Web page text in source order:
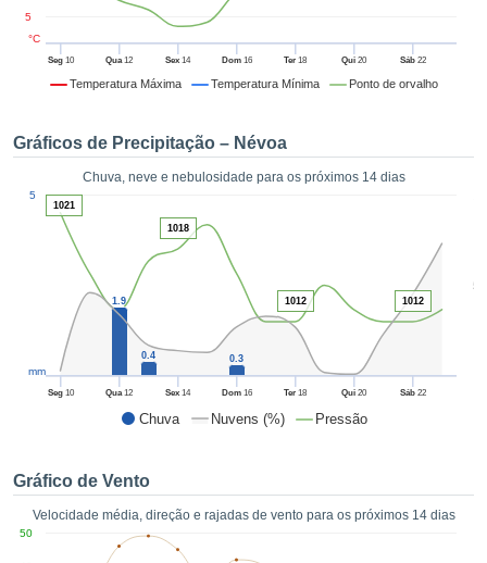
digital
fornecer-
a
o
no
como
ACEITAR
CONTINUAR
CONFIGURAÇÕES
Temperatura Máxima Temperatura Mínima Ponto de orvalho
Seg10 Qua12 Sex 14 Dom16 Ter 18 Qui 20 Sáb22
5
°C
Gráficos de Precipitação – Névoa
Chuva, neve e nebulosidade para os próximos 14 dias
Chuva Nuvens (%) Pressão
50
Seg10 Qua12 Sex 14 Dom16 Ter 18 Qui 20 Sáb22
5
mm
1.9
0.4 0.3
1021
1018
1012 1012
Gráfico de Vento
Velocidade média, direção e rajadas de vento para os próximos 14 dias
50